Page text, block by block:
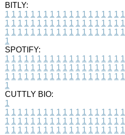
BITLY:
1 1 1 1 1 1 1 1 1 1 1 1 1 1 1 1 1 1 1
1 1 1 1 1 1 1 1 1 1 1 1 1 1 1 1 1 1 1
1 1 1 1 1 1 1 1 1 1 1 1 1 1 1 1 1 1 1
1
SPOTIFY:
1 1 1 1 1 1 1 1 1 1 1 1 1 1 1 1 1 1 1
1 1 1 1 1 1 1 1 1 1 1 1 1 1 1 1 1 1 1
1 1 1 1 1 1 1 1 1 1 1 1 1 1 1 1 1 1 1
1
CUTTLY BIO:
1
1 1 1 1 1 1 1 1 1 1 1 1 1 1 1 1 1 1 1
1 1 1 1 1 1 1 1 1 1 1 1 1 1 1 1 1 1 1
1 1 1 1 1 1 1 1 1 1 1 1 1 1 1 1 1 1 1